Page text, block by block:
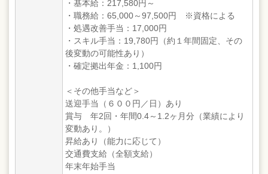
・基本給：217,580円～
・職務給：65,000～97,500円 ※資格による
・処遇改善手当：17,000円
・スキル手当：19,780円（約１年間固定、その
後変動の可能性あり）
・確定拠出年金：1,100円
＜その他手当など＞
送迎手当（６００円／日）あり
賞与 年2回・年間0.4～1.2ヶ月分（業績により
変動あり。）
昇給あり（能力に応じて）
交通費支給（全額支給）
年末年始手当